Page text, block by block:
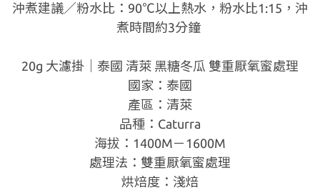
沖煮建議／粉水比：90℃以上熱水，粉水比1:15，沖
煮時間約3分鐘
20g 大濾掛｜泰國 清萊 黑糖冬瓜 雙重厭氧蜜處理
國家：泰國
產區：清萊
品種：Caturra
海拔：1400M－1600M
處理法：雙重厭氧蜜處理
烘焙度：淺焙